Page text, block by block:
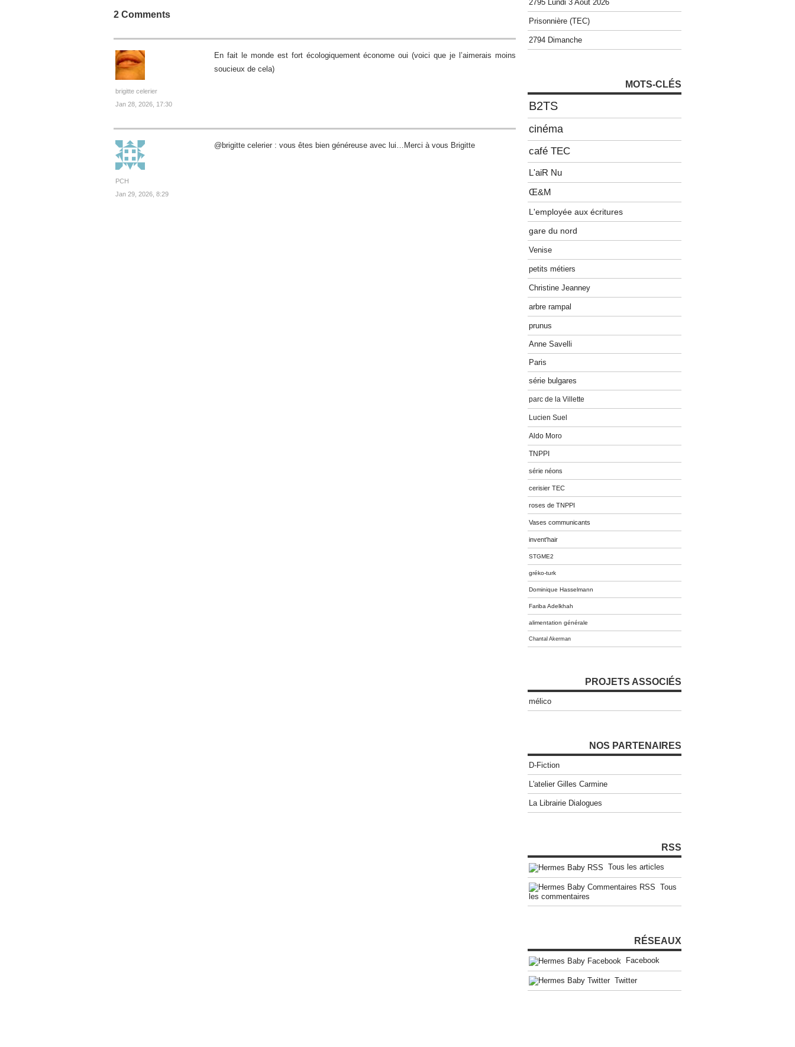
2 Comments
brigitte celerier
Jan 28, 2026, 17:30
En fait le monde est fort écologiquement économe oui (voici que je l’aimerais moins
soucieux de cela)
PCH
Jan 29, 2026, 8:29
@brigitte celerier : vous êtes bien généreuse avec lui…Merci à vous Brigitte
2795 Lundi 3 Août 2026
Prisonnière (TEC)
2794 Dimanche
MOTS-CLÉS
B2TS
cinéma
café TEC
L'aiR Nu
Œ&M
L'employée aux écritures
gare du nord
Venise
petits métiers
Christine Jeanney
arbre rampal
prunus
Anne Savelli
Paris
série bulgares
parc de la Villette
Lucien Suel
Aldo Moro
TNPPI
série néons
cerisier TEC
roses de TNPPI
Vases communicants
invent'hair
STGME2
gréko-turk
Dominique Hasselmann
Fariba Adelkhah
alimentation générale
Chantal Akerman
PROJETS ASSOCIÉS
mélico
NOS PARTENAIRES
D-Fiction
L'atelier Gilles Carmine
La Librairie Dialogues
RSS
Tous les articles
Tous
les commentaires
RÉSEAUX
Facebook
Twitter